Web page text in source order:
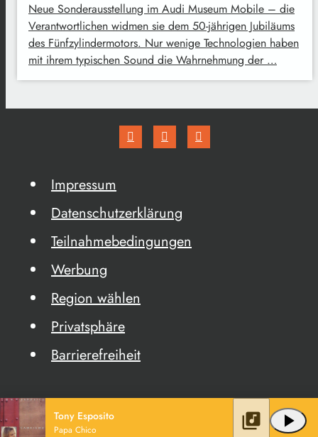
Neue Sonderausstellung im Audi Museum Mobile – die
Verantwortlichen widmen sie dem 50-jährigen Jubiläums
des Fünfzylindermotors. Nur wenige Technologien haben
mit ihrem typischen Sound die Wahrnehmung der …
Impressum
Datenschutzerklärung
Teilnahmebedingungen
Werbung
Region wählen
Privatsphäre
Barrierefreiheit
Tony Esposito
Papa Chico play_arrow
library_music